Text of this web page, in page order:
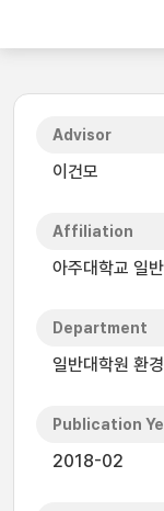
Advisor
이건모
Affiliation
아주대학교 일
Department
일반대학원 환
Publication
2018-02